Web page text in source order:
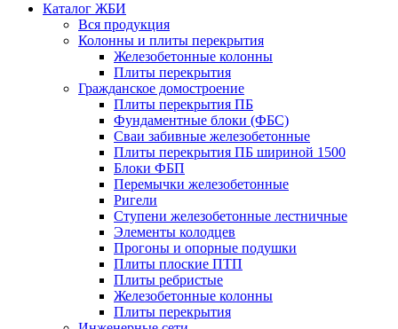
Каталог ЖБИ
Вся продукция
Колонны и плиты перекрытия
Железобетонные колонны
Плиты перекрытия
Гражданское домостроение
Плиты перекрытия ПБ
Фундаментные блоки (ФБС)
Сваи забивные железобетонные
Плиты перекрытия ПБ шириной 1500
Блоки ФБП
Перемычки железобетонные
Ригели
Ступени железобетонные лестничные
Элементы колодцев
Прогоны и опорные подушки
Плиты плоские ПТП
Плиты ребристые
Железобетонные колонны
Плиты перекрытия